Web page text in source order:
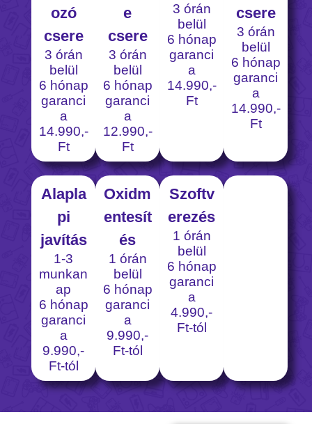
ozó
csere
3 órán
belül
6 hónap
garanci
a
14.990,-
Ft
e
csere
3 órán
belül
6 hónap
garanci
a
12.990,-
Ft
3 órán
belül
6 hónap
garanci
a
14.990,-
Ft
csere
3 órán
belül
6 hónap
garanci
a
14.990,-
Ft
Alapla
pi
javítás
1-3
munkan
ap
6 hónap
garanci
a
9.990,-
Ft-tól
Oxidm
entesít
és
1 órán
belül
6 hónap
garanci
a
9.990,-
Ft-tól
Szoftv
erezés
1 órán
belül
6 hónap
garanci
a
4.990,-
Ft-tól